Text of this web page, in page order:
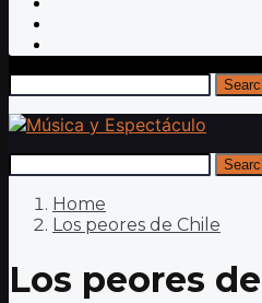
Home
Los peores de Chile
Los peores